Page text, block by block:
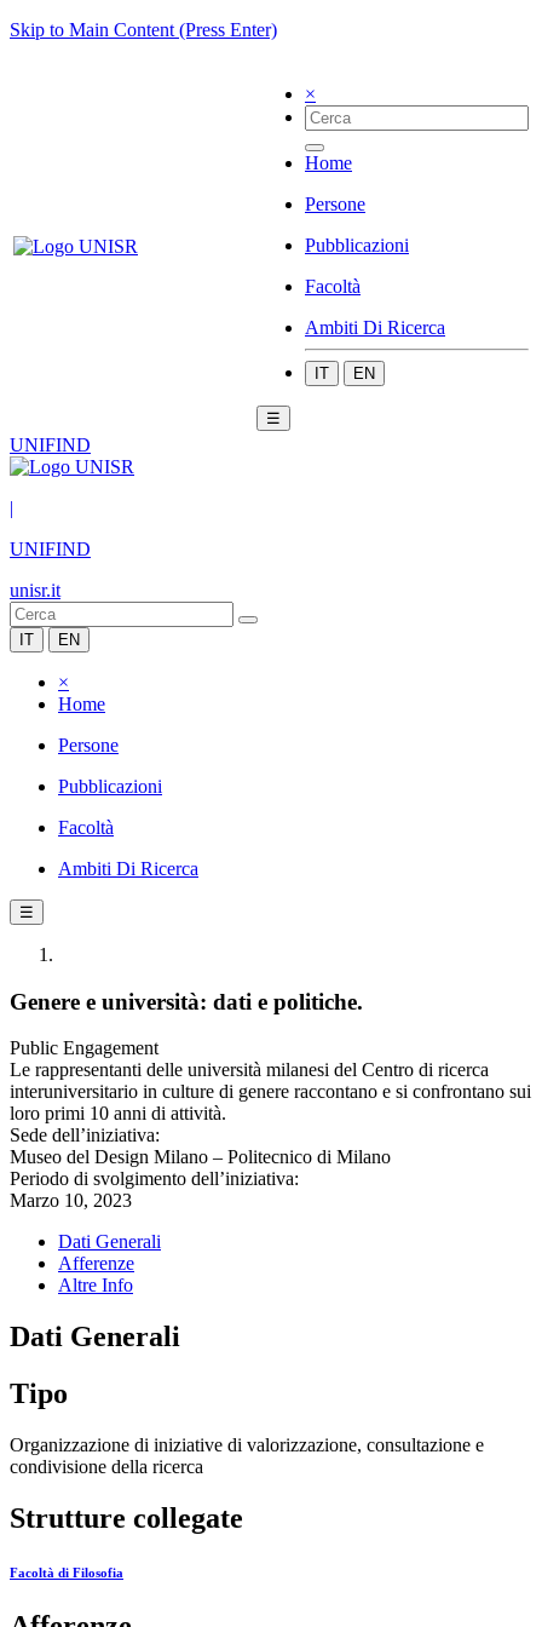
Skip to Main Content (Press Enter)
×
Home
Persone
Pubblicazioni
Facoltà
Ambiti Di Ricerca
IT EN
☰
UNIFIND
|
UNIFIND
unisr.it
IT EN
×
Home
Persone
Pubblicazioni
Facoltà
Ambiti Di Ricerca
☰
Genere e università: dati e politiche.
Public Engagement
Le rappresentanti delle università milanesi del Centro di ricerca
interuniversitario in culture di genere raccontano e si confrontano sui
loro primi 10 anni di attività.
Sede dell’iniziativa:
Museo del Design Milano – Politecnico di Milano
Periodo di svolgimento dell’iniziativa:
Marzo 10, 2023
Dati Generali
Afferenze
Altre Info
Dati Generali
Tipo
Organizzazione di iniziative di valorizzazione, consultazione e
condivisione della ricerca
Strutture collegate
Facoltà di Filosofia